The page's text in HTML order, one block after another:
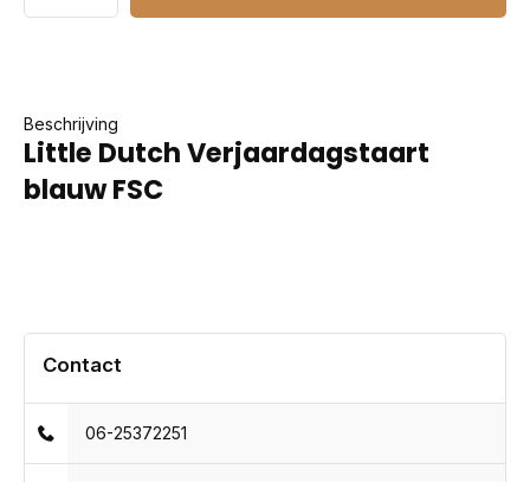
Beschrijving
Little Dutch Verjaardagstaart
blauw FSC
Contact
06-25372251